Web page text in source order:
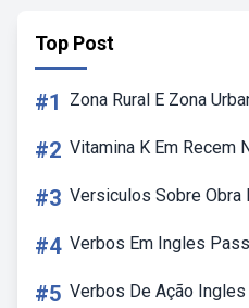
Top Post
#1 Zona Rural E Zona
#2 Vitamina K Em Recem
#3 Versiculos Sobre Obra
#4 Verbos Em Ingles
#5 Verbos De Ação Ingles